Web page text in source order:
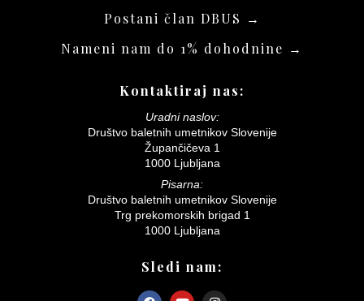
Postani član DBUS →
Nameni nam do 1% dohodnine →
Kontaktiraj nas:
Uradni naslov:
Društvo baletnih umetnikov Slovenije
Župančičeva 1
1000 Ljubljana
Pisarna:
Društvo baletnih umetnikov Slovenije
Trg prekomorskih brigad 1
1000 Ljubljana
Sledi nam: